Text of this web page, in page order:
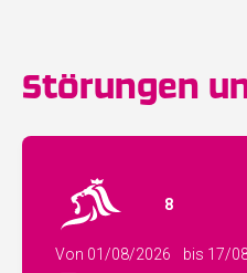
Störungen
8
Von 01/08/2026 bis 17/